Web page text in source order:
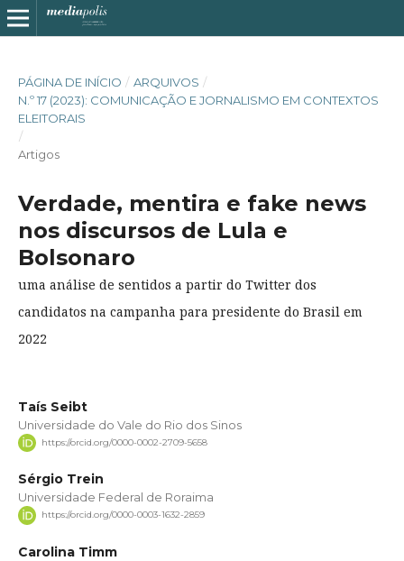
PÁGINA DE INÍCIO / ARQUIVOS /
N.º 17 (2023): COMUNICAÇÃO E JORNALISMO EM CONTEXTOS
ELEITORAIS
/
Artigos
Verdade, mentira e fake news
nos discursos de Lula e
Bolsonaro
uma análise de sentidos a partir do Twitter dos
candidatos na campanha para presidente do Brasil em
2022
Taís Seibt
Universidade do Vale do Rio dos Sinos
https://orcid.org/0000-0002-2709-5658
Sérgio Trein
Universidade Federal de Roraima
https://orcid.org/0000-0003-1632-2859
Carolina Timm